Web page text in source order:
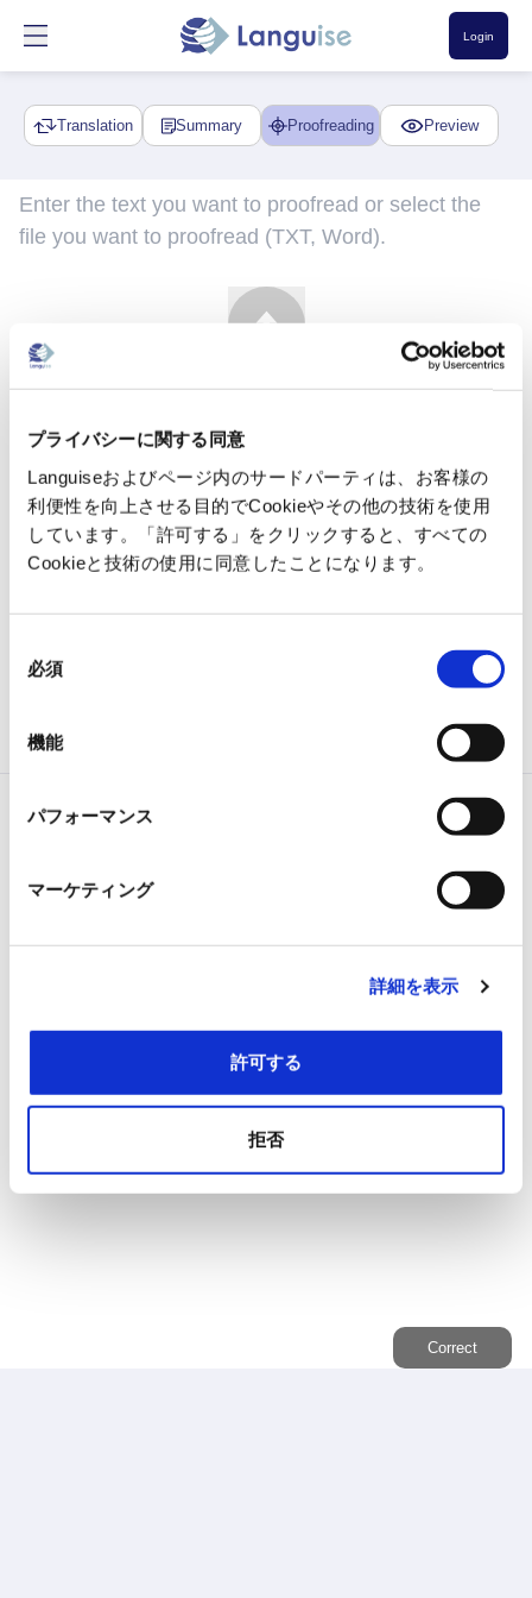
プライバシーに関する同意
Languiseおよびページ内のサードパーティは、お客様の
利便性を向上させる目的でCookieやその他の技術を使用
しています。「許可する」をクリックすると、すべての
Cookieと技術の使用に同意したことになります。
必須
機能
パフォーマンス
マーケティング
詳細を表示
許可する
拒否
Login
Translation Summary Proofreading Preview
Upload
Paste 0
Correct